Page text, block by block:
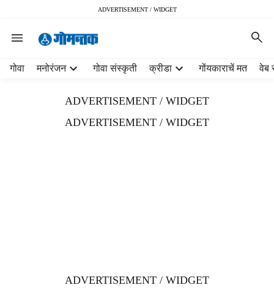
ADVERTISEMENT / WIDGET
गोवा मनोरंजन गोवा संस्कृती क्रीडा गोंयकाराचें मत वेब
ADVERTISEMENT / WIDGET
ADVERTISEMENT / WIDGET
ADVERTISEMENT / WIDGET